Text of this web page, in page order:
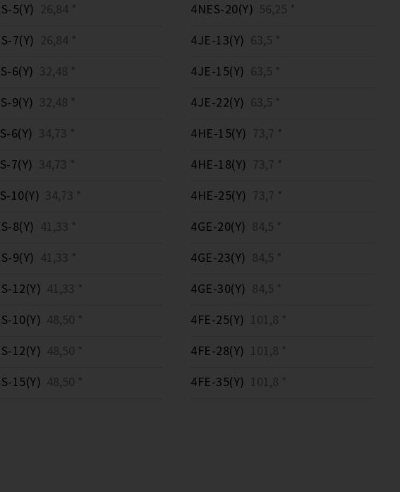
5(Y) 26,84 *
7(Y) 26,84 *
6(Y) 32,48 *
9(Y) 32,48 *
6(Y) 34,73 *
7(Y) 34,73 *
10(Y) 34,73 *
8(Y) 41,33 *
9(Y) 41,33 *
12(Y) 41,33 *
10(Y) 48,50 *
12(Y) 48,50 *
15(Y) 48,50 *
4NES-20(Y) 56,25 *
4JE-13(Y) 63,5 *
4JE-15(Y) 63,5 *
4JE-22(Y) 63,5 *
4HE-15(Y) 73,7 *
4HE-18(Y) 73,7 *
4HE-25(Y) 73,7 *
4GE-20(Y) 84,5 *
4GE-23(Y) 84,5 *
4GE-30(Y) 84,5 *
4FE-25(Y) 101,8 *
4FE-28(Y) 101,8 *
4FE-35(Y) 101,8 *